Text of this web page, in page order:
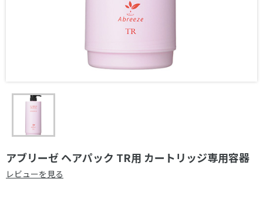
アブリーゼ ヘアパック TR用 カートリッジ専用容器
レビューを見る